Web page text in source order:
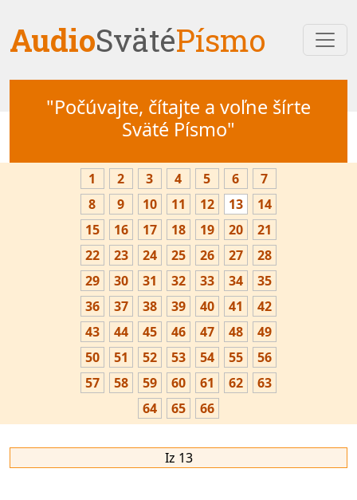
AudioSvätéPísmo
"Počúvajte, čítajte a voľne šírte
Sväté Písmo"
1 2 3 4 5 6
7
8
9 10 11 12 13
14
15
16 17 18 19 20
21
22
23 24 25 26 27
28
29
30 31 32 33 34
35
36
37 38 39 40 41
42
43
44 45 46 47 48
49
50
51 52 53 54 55
56
57
58 59 60 61 62
63
64
65 66
Iz 13